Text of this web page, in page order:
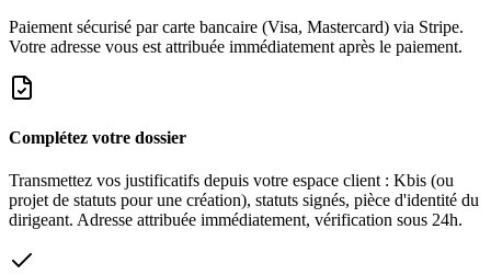
Paiement sécurisé par carte bancaire (Visa, Mastercard) via Stripe.
Votre adresse vous est attribuée immédiatement après le paiement.
Complétez votre dossier
Transmettez vos justificatifs depuis votre espace client : Kbis (ou
projet de statuts pour une création), statuts signés, pièce d'identité du
dirigeant. Adresse attribuée immédiatement, vérification sous 24h.